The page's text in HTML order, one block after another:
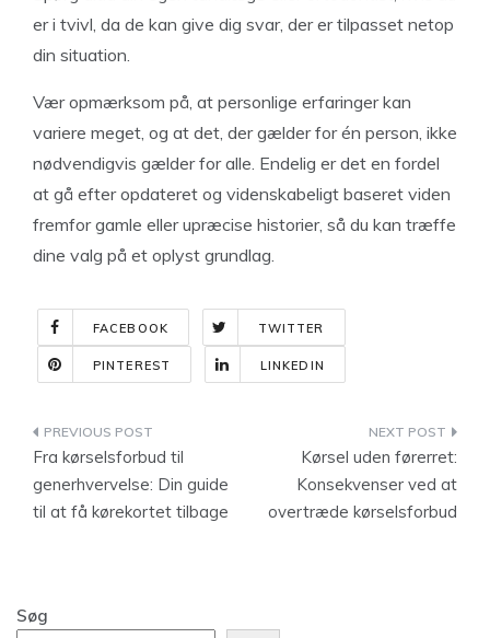
er i tvivl, da de kan give dig svar, der er tilpasset netop
din situation.
Vær opmærksom på, at personlige erfaringer kan
variere meget, og at det, der gælder for én person, ikke
nødvendigvis gælder for alle. Endelig er det en fordel
at gå efter opdateret og videnskabeligt baseret viden
fremfor gamle eller upræcise historier, så du kan træffe
dine valg på et oplyst grundlag.
FACEBOOK TWITTER
PINTEREST LINKEDIN
Indlægsnavigation
Fra kørselsforbud til
generhvervelse: Din guide
til at få kørekortet tilbage
Kørsel uden førerret:
Konsekvenser ved at
overtræde kørselsforbud
Søg